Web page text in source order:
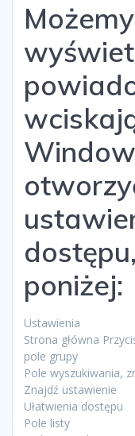
poniżej:
Ustawienia
Strona główna
pole grupy
Pole wyszukiwania,
Znajdź ustawienie
Ułatwienia dostępu
Pole listy